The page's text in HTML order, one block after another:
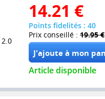
14.21 €
Points fidelités : 40
Prix conseillé : 19.95 €
Article disponible